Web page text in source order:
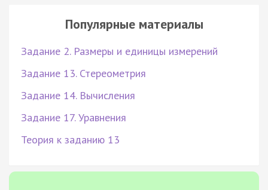
Популярные материалы
Задание 2. Размеры и единицы измерений
Задание 13. Стереометрия
Задание 14. Вычисления
Задание 17. Уравнения
Теория к заданию 13